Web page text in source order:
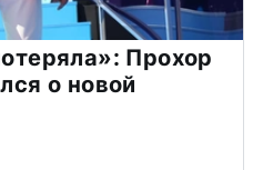
Прохор
о новой